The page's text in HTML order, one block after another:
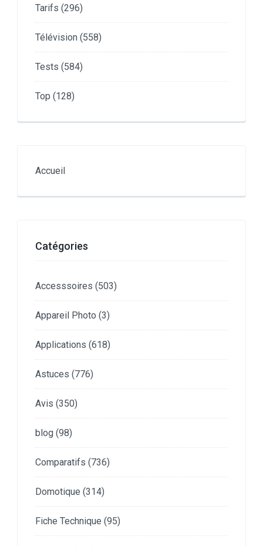
Tarifs (296)
Télévision (558)
Tests (584)
Top (128)
Accueil
Catégories
Accesssoires (503)
Appareil Photo (3)
Applications (618)
Astuces (776)
Avis (350)
blog (98)
Comparatifs (736)
Domotique (314)
Fiche Technique (95)